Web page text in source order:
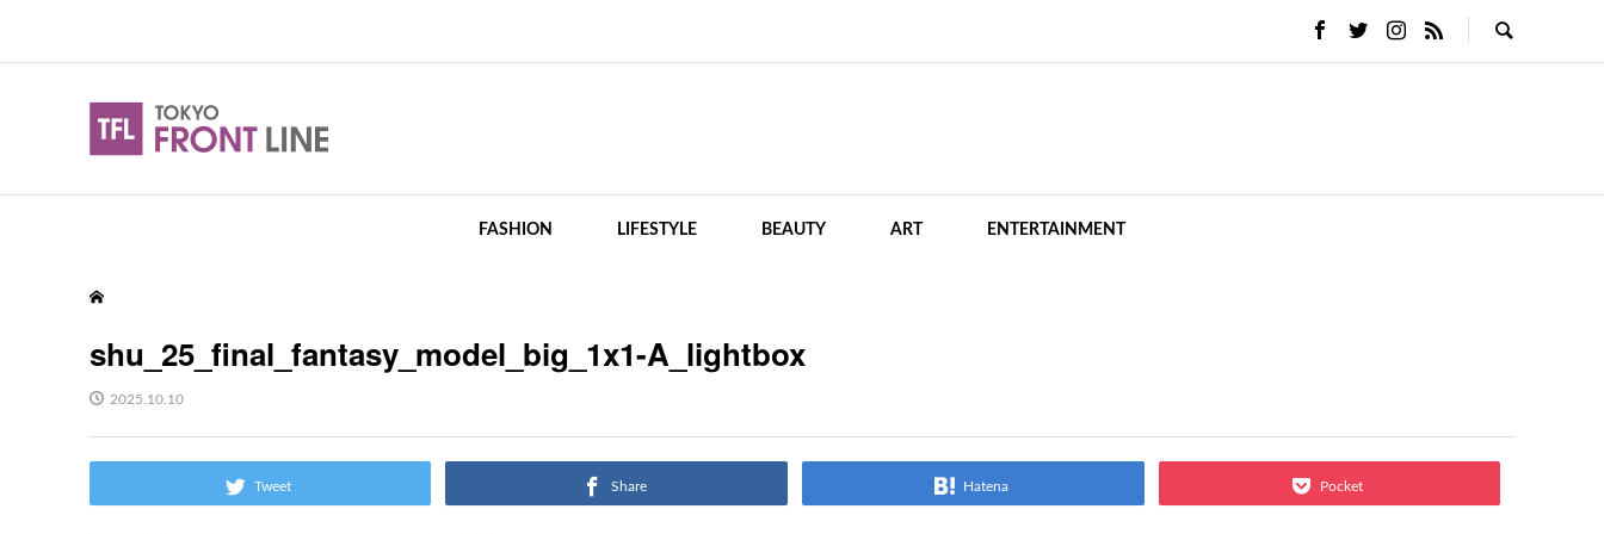
FASHION LIFESTYLE BEAUTY ART ENTERTAINMENT
shu_25_final_fantasy_model_big_1x1-A_lightbox
2025.10.10
Tweet Share Hatena Pocket